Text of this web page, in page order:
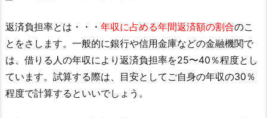
返済負担率とは・・・ 年収に占める年間返済額の割合のこ
とをさします。一般的に銀行や信用金庫などの金融機関で
は、借りる人の年収により返済負担率を25〜40％程度とし
ています。試算する際は、目安としてご自身の年収の30％
程度で計算するといいでしょう。